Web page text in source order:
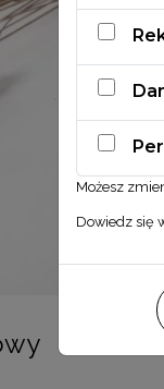
Możesz
Dowiedz się